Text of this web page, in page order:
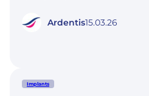
Ardentis15.03.26
Implants